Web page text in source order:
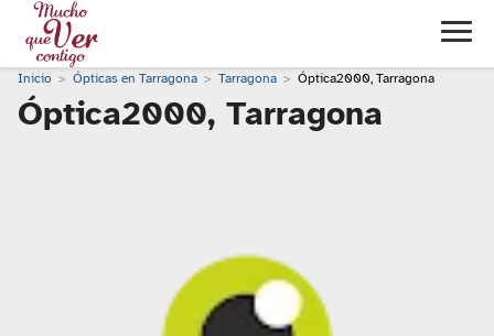
Inicio Ópticas en Tarragona Tarragona Óptica2000, Tarragona
Óptica2000, Tarragona